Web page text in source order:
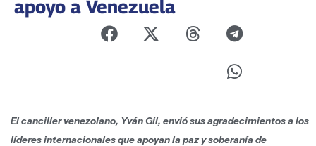
apoyo a Venezuela
El canciller venezolano, Yván Gil, envió sus agradecimientos a los
líderes internacionales que apoyan la paz y soberanía de